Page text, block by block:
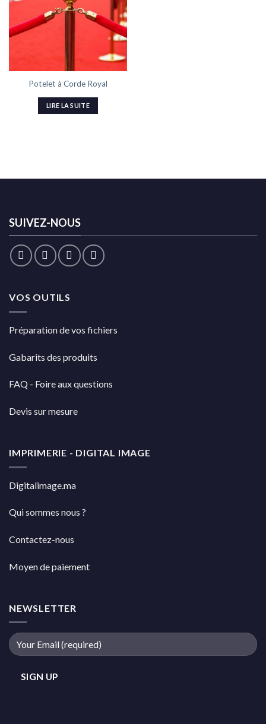
souhaits
Potelet à Corde Royal
LIRE LA SUITE
SUIVEZ-NOUS
VOS OUTILS
Préparation de vos fichiers
Gabarits des produits
FAQ - Foire aux questions
Devis sur mesure
IMPRIMERIE - DIGITAL IMAGE
Digitalimage.ma
Qui sommes nous ?
Contactez-nous
Moyen de paiement
NEWSLETTER